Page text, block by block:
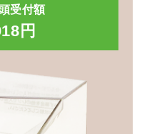
受付額
円